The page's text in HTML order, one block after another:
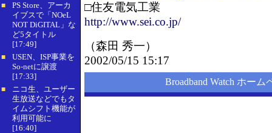
■
PS Store、アーカ
イブスで「NOeL
NOT DiGITAL」な
ど5タイトル
[17:49]
■
USEN、ISP事業を
So-netに譲渡
[17:33]
■
ニコ生、ユーザー
生放送などでもタ
イムシフト機能が
利用可能に
[16:40]
□住友電気工業
http://www.sei.co.jp/
（森田 秀一）
2002/05/15 15:17
Broadband Watch ホーム